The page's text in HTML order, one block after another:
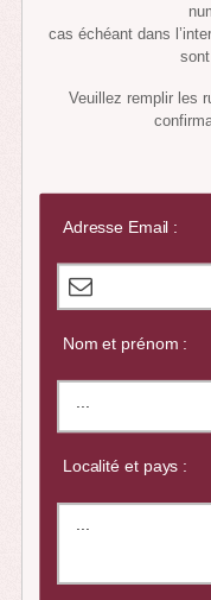
cas échéant dans
Veuillez remplir les
Nom et prénom :
Localité et pays :
Adresse Email :